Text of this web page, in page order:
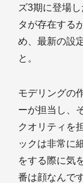
ズ3期に登場
タが存在する
め、最新の設
と。
モデリングの
ーが担当し、
クオリティを
ックは非常に
をする際に気
番は顔なんで